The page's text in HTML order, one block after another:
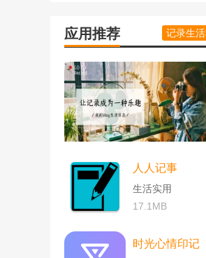
应用推荐 记录生
人人记事
生活实用
17.1MB
时光心情印记